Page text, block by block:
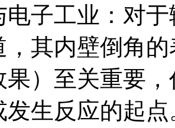
电子工业：对
，其内壁倒角
果）至关重要
发生反应的起点